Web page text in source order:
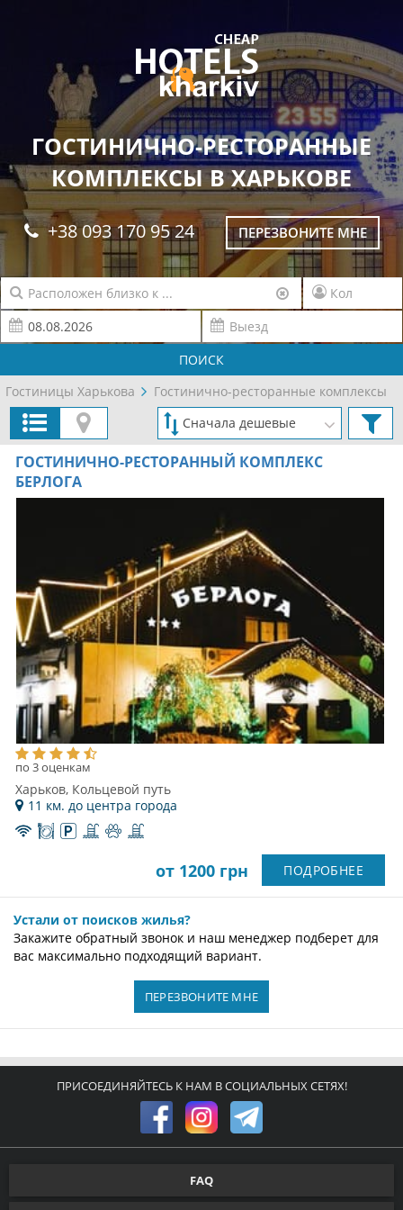
ГОСТИНИЧНО-РЕСТОРАННЫЕ
КОМПЛЕКСЫ В ХАРЬКОВЕ
+38 093 170 95 24 ПЕРЕЗВОНИТЕ МНЕ
ПОИСК
Гостиницы Харькова
Гостинично-ресторанные комплексы
ГОСТИНИЧНО-РЕСТОРАННЫЙ КОМПЛЕКС
БЕРЛОГА
по 3 оценкам
Харьков, Кольцевой путь
11 км. до центра города
от 1200 грн ПОДРОБНЕЕ
Устали от поисков жилья?
Закажите обратный звонок и наш менеджер подберет для
вас максимально подходящий вариант.
ПЕРЕЗВОНИТЕ МНЕ
ПРИСОЕДИНЯЙТЕСЬ К НАМ В СОЦИАЛЬНЫХ СЕТЯХ!
FAQ